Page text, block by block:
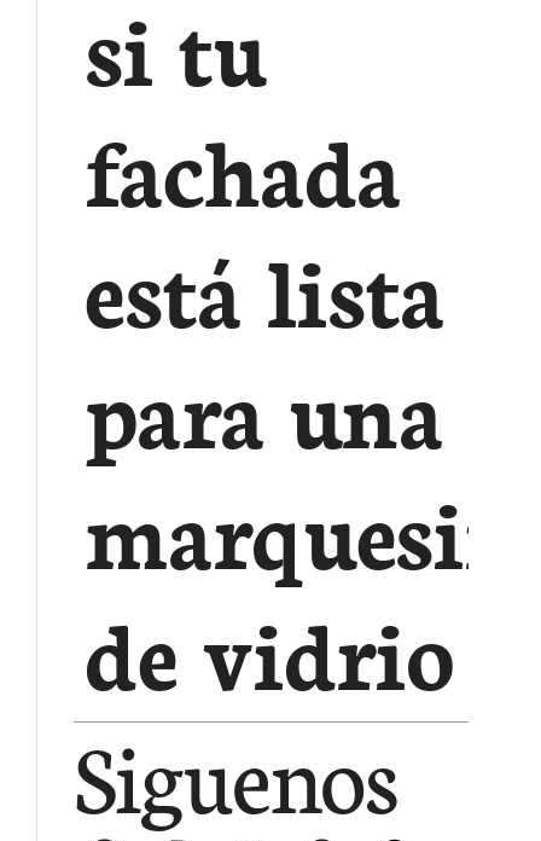
si tu
fachada
está lista
para una
de vidrio
Siguenos